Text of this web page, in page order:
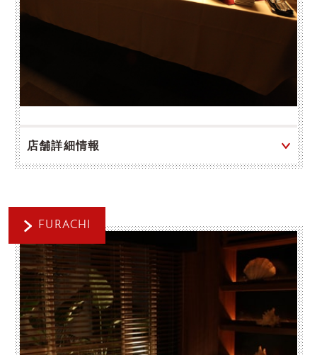
店舗詳細情報
FURACHI